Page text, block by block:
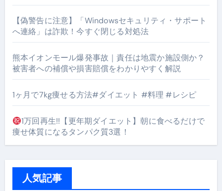
【偽警告に注意】「Windowsセキュリティ・サポート
へ連絡」は詐欺！今すぐ閉じる対処法
熊本イオンモール爆発事故｜責任は地震か施設側か？
被害者への補償や損害賠償をわかりやすく解説
1ヶ月で7kg痩せる方法#ダイエット #料理 #レシピ
1万回再生!!【更年期ダイエット】朝に食べるだけで
痩せ体質になるタンパク質3選！
人気記事